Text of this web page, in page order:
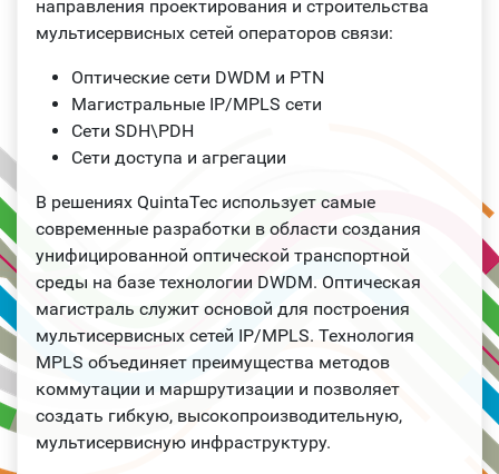
направления проектирования и строительства
мультисервисных сетей операторов связи:
Оптические сети DWDM и PTN
Магистральные IP/MPLS сети
Сети SDH\PDH
Сети доступа и агрегации
В решениях QuintaTec использует самые
современные разработки в области создания
унифицированной оптической транспортной
среды на базе технологии DWDM. Оптическая
магистраль служит основой для построения
мультисервисных сетей IP/MPLS. Технология
MPLS объединяет преимущества методов
коммутации и маршрутизации и позволяет
создать гибкую, высокопроизводительную,
мультисервисную инфраструктуру.